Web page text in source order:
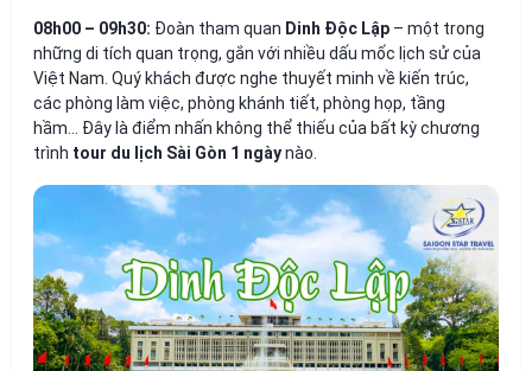
08h00 – 09h30: Đoàn tham quan Dinh Độc Lập – một trong
những di tích quan trọng, gắn với nhiều dấu mốc lịch sử của
Việt Nam. Quý khách được nghe thuyết minh về kiến trúc,
các phòng làm việc, phòng khánh tiết, phòng họp, tầng
hầm… Đây là điểm nhấn không thể thiếu của bất kỳ chương
trình tour du lịch Sài Gòn 1 ngàynào.